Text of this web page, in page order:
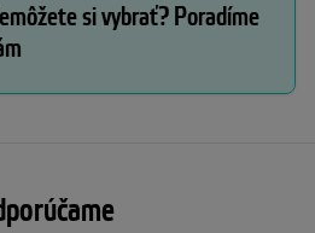
si vybrať? Poradíme